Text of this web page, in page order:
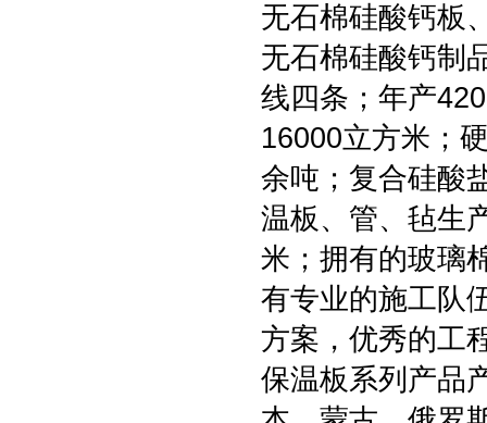
无石棉硅酸钙板
无石棉硅酸钙制
线四条；年产
16000立方米；
余吨；复合硅酸
温板、管、毡生
米；拥有的玻璃
有专业的施工队
方案，优秀的工
保温板系列产品